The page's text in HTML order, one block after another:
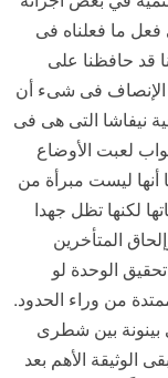
فعل ما فعلناه فى
قد حافظنا على
الإنصاف فى شىء أن
نيفاشا التى هى فى
لعبت الأوضاع
أنها ليست مبرأة من
لكنها تظل جهدا
المتأخرين
الوحدة لو
من وراء الحدود.
بينونة بين شطرى
الوثيقة الأهم بعد